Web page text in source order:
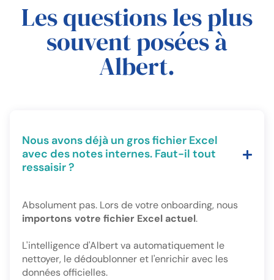
Les questions les plus
souvent posées à
Albert.
Nous avons déjà un gros fichier Excel
avec des notes internes. Faut-il tout
ressaisir ?
Absolument pas. Lors de votre onboarding, nous
importons votre fichier Excel actuel.
L'intelligence d'Albert va automatiquement le
nettoyer, le dédoublonner et l'enrichir avec les
données officielles.